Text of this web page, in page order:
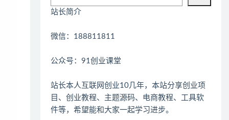
站长简介
微信：188811811
公众号：91创业课堂
站长本人互联网创业10几年，本站分享创业项
目、创业教程、主题源码、电商教程、工具软
件等，希望能和大家一起学习进步。